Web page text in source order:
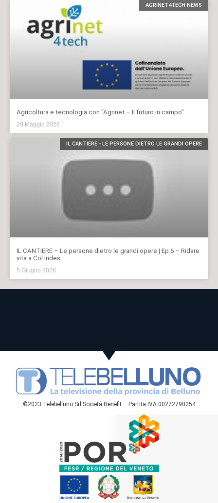
AGRINET4TECH NEWS
Agricoltura e tecnologia con “Agrinet – Il futuro in campo”
29 Maggio 2026
IL CANTIERE - LE PERSONE DIETRO LE GRANDI OPERE
IL CANTIERE – Le persone dietro le grandi opere | Ep.6 – Ridare
vita a Col Indes
5 Giugno 2026
©2023 Telebelluno Srl Società Benefit – Partita IVA 00272790254